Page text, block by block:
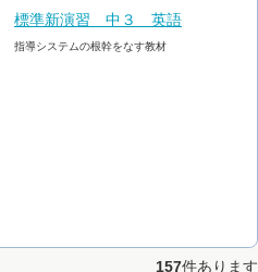
標準新演習 中３ 英語
指導システムの根幹をなす教材
157件あります